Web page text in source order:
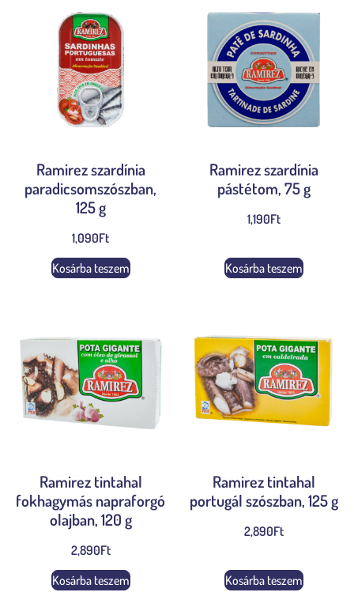
Ramirez szardínia
paradicsomszószban,
125 g
1,090Ft
Kosárba teszem
Ramirez szardínia
pástétom, 75 g
1,190Ft
Kosárba teszem
Ramirez tintahal
fokhagymás napraforgó
olajban, 120 g
2,890Ft
Kosárba teszem
Ramirez tintahal
portugál szószban, 125 g
2,890Ft
Kosárba teszem